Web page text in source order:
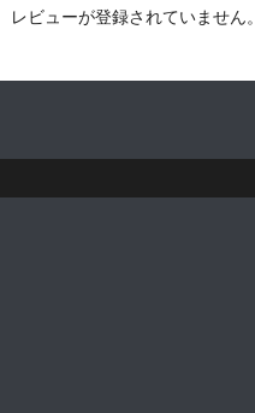
レビューが登録されていません。